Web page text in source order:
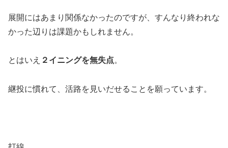
展開にはあまり関係なかったのですが、すんなり終われな
かった辺りは課題かもしれません。
とはいえ ２イニングを無失点。
継投に慣れて、活路を見いだせることを願っています。